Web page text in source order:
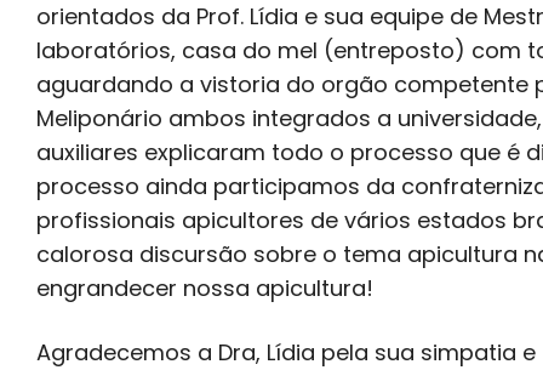
orientados da Prof. Lídia e sua equipe de
laboratórios, casa do mel (entreposto) com
aguardando a vistoria do orgão competente
Meliponário ambos integrados a
auxiliares explicaram todo o processo que é
processo ainda participamos da
profissionais apicultores de vários estados
calorosa discursão sobre o tema apicultura
engrandecer nossa apicultura!
Agradecemos a Dra, Lídia pela sua simpatia